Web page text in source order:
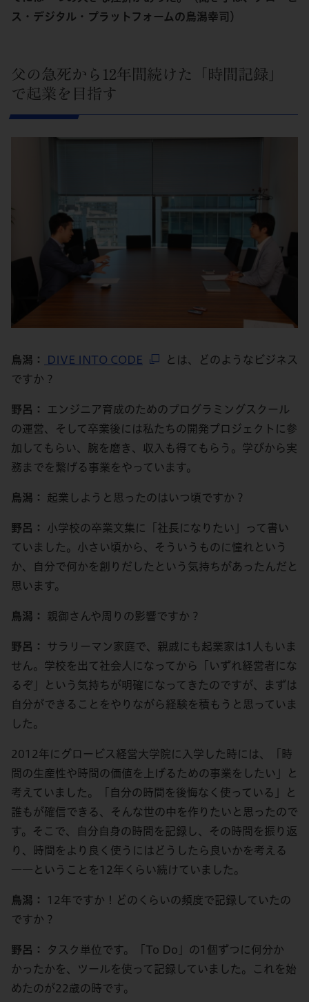
ス・デジタル・プラットフォームの鳥潟幸司）
父の急死から12年間続けた「時間記録」
で起業を目指す
鳥潟： DIVE INTO CODE
とは、どのようなビジネス
ですか？
野呂：
エンジニア育成のためのプログラミングスクール
の運営、そして卒業後には私たちの開発プロジェクトに参
加してもらい、腕を磨き、収入も得てもらう。学びから実
務までを繋げる事業をやっています。
鳥潟： 起業しようと思ったのはいつ頃ですか？
野呂： 小学校の卒業文集に「社長になりたい」って書い
ていました。小さい頃から、そういうものに憧れという
か、自分で何かを創りだしたという気持ちがあったんだと
思います。
鳥潟： 親御さんや周りの影響ですか？
野呂： サラリーマン家庭で、親戚にも起業家は1人もいま
せん。学校を出て社会人になってから「いずれ経営者にな
るぞ」という気持ちが明確になってきたのですが、まずは
自分ができることをやりながら経験を積もうと思っていま
した。
2012年にグロービス経営大学院に入学した時には、「時
間の生産性や時間の価値を上げるための事業をしたい」と
考えていました。「自分の時間を後悔なく使っている」と
誰もが確信できる、そんな世の中を作りたいと思ったので
す。そこで、自分自身の時間を記録し、その時間を振り返
り、時間をより良く使うにはどうしたら良いかを考える
――ということを12年くらい続けていました。
鳥潟：
12年ですか！どのくらいの頻度で記録していたの
ですか？
野呂：
タスク単位です。「To Do」の1個ずつに何分か
かったかを、ツールを使って記録していました。これを始
めたのが22歳の時です。